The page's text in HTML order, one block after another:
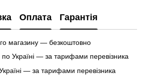
Оплата Гарантія
магазину — безкоштовно
Україні — за тарифами перевізника
— за тарифами перевізника